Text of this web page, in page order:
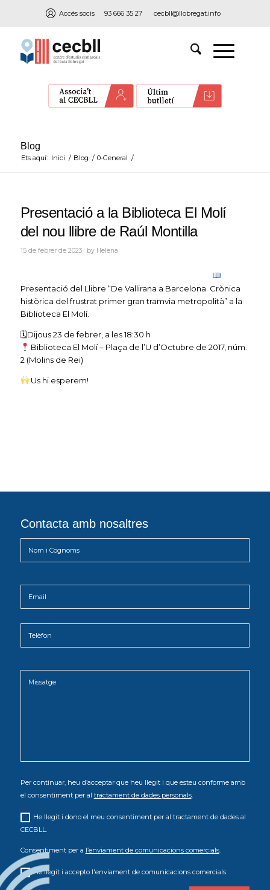
Accés socis 93 666 35 27 cecbll@llobregat.info
Blog
Ets aquí: Inici / Blog / 0-General /
Presentació a la Biblioteca El Molí
del nou llibre de Raúl Montilla
15 de febrer de 2023 by Helena
Presentació del Llibre “De Vallirana a Barcelona. Crònica
històrica del frustrat primer gran tramvia metropolità” a la
Biblioteca El Molí.
🗓Dijous 23 de febrer, a les 18:30 h
Biblioteca El Molí – Plaça de l’U d’Octubre de 2017, núm.
2 (Molins de Rei)
Us hi esperem!
Contacta amb nosaltres
Per continuar, heu d’acceptar que heu llegit i que esteu conforme amb
el consentiment per al tractament de dades personals.
He llegit i dono el meu consentiment per al tractament de dades al
CECBLL.
Consentiment per a l’enviament de comunicacions comercials.
He llegit i accepto l'enviament de comunicacions comercials.